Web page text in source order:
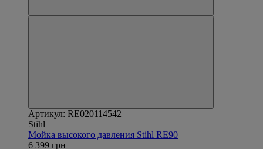
Артикул: RE020114542
Stihl
Мойка высокого давления Stihl RE90
6 399 грн